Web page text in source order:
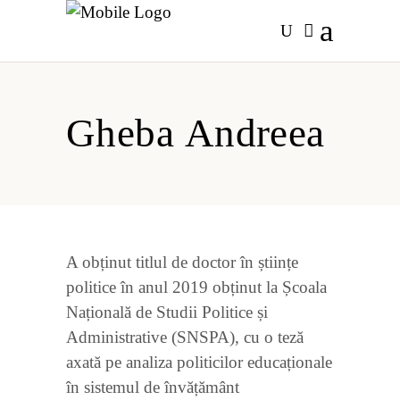
Gheba Andreea
A obținut titlul de doctor în științe
politice în anul 2019 obținut la Școala
Națională de Studii Politice și
Administrative (SNSPA), cu o teză
axată pe analiza politicilor educaționale
în sistemul de învățământ